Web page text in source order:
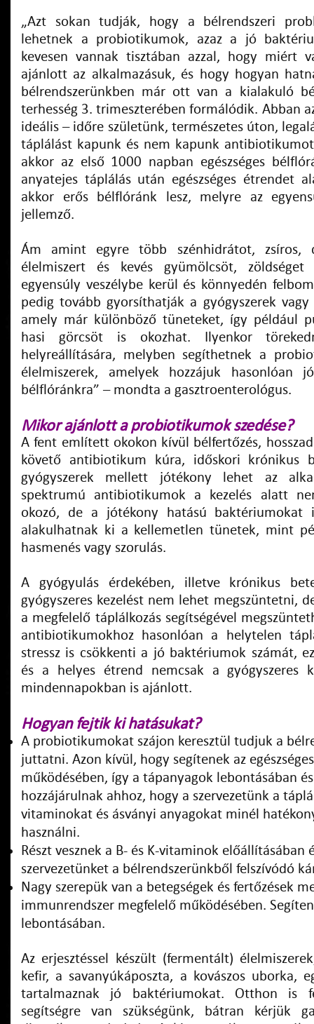
„Azt sokan tudják, hogy a bélrendszeri
lehetnek a probiotikumok, azaz a jó
kevesen vannak tisztában azzal, hogy miért
ajánlott az alkalmazásuk, és hogy hogyan
bélrendszerünkben már ott van a kialakuló
terhesség 3. trimeszterében formálódik. Abban
ideális – időre születünk, természetes úton,
táplálást kapunk és nem kapunk
akkor az első 1000 napban egészséges
anyatejes táplálás után egészséges étrendet
akkor erős bélflóránk lesz, melyre az
jellemző.
Ám amint egyre több szénhidrátot, zsíros,
élelmiszert és kevés gyümölcsöt,
egyensúly veszélybe kerül és könnyedén
pedig tovább gyorsíthatják a gyógyszerek vagy
amely már különböző tüneteket, így például
hasi görcsöt is okozhat. Ilyenkor
helyreállítására, melyben segíthetnek a
élelmiszerek, amelyek hozzájuk hasonlóan
bélflóránkra” – mondta a gasztroenterológus.
Mikor ajánlott a probiotikumok szedése?
A fent említett okokon kívül bélfertőzés,
követő antibiotikum kúra, időskori krónikus
gyógyszerek mellett jótékony lehet az
spektrumú antibiotikumok a kezelés alatt
okozó, de a jótékony hatású baktériumokat
alakulhatnak ki a kellemetlen tünetek, mint
hasmenés vagy szorulás.
A gyógyulás érdekében, illetve krónikus
gyógyszeres kezelést nem lehet megszüntetni,
a megfelelő táplálkozás segítségével
antibiotikumokhoz hasonlóan a helytelen
stressz is csökkenti a jó baktériumok számát,
és a helyes étrend nemcsak a gyógyszeres
mindennapokban is ajánlott.
Hogyan fejtik ki hatásukat?
A probiotikumokat szájon keresztül tudjuk a
juttatni. Azon kívül, hogy segítenek az
működésében, így a tápanyagok lebontásában
hozzájárulnak ahhoz, hogy a szervezetünk a
vitaminokat és ásványi anyagokat minél
használni.
Részt vesznek a B- és K-vitaminok előállításában
szervezetünket a bélrendszerünkből felszívódó
Nagy szerepük van a betegségek és fertőzések
immunrendszer megfelelő működésében.
lebontásában.
Az erjesztéssel készült (fermentált)
kefir, a savanyúkáposzta, a kovászos uborka,
tartalmaznak jó baktériumokat. Otthon is
segítségre van szükségünk, bátran kérjük